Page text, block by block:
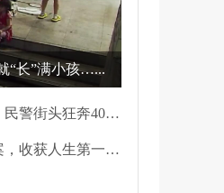
“长”满小孩…...
鞋跑掉了也要抓住你！民警街头狂奔400米擒贼
她翻遍30年前尘封档案，收获人生第一面锦旗